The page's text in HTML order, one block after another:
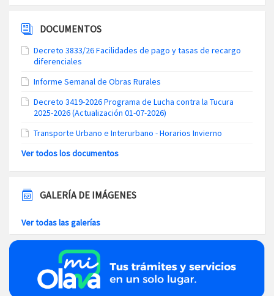
DOCUMENTOS
Decreto 3833/26 Facilidades de pago y tasas de recargo
diferenciales
Informe Semanal de Obras Rurales
Decreto 3419-2026 Programa de Lucha contra la Tucura
2025-2026 (Actualización 01-07-2026)
Transporte Urbano e Interurbano - Horarios Invierno
Ver todos los documentos
GALERÍA DE IMÁGENES
Ver todas las galerías